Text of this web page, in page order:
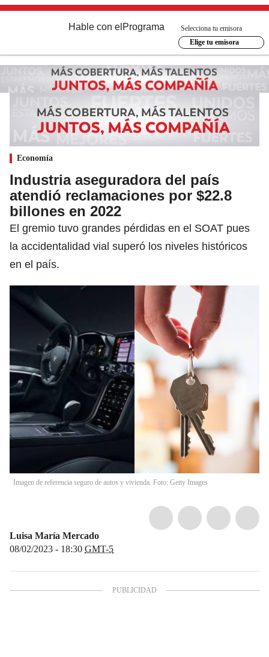
Hable con el Programa
Selecciona tu emisora
Elige tu emisora
Economía
Industria aseguradora del país
atendió reclamaciones por $22.8
billones en 2022
El gremio tuvo grandes pérdidas en el SOAT pues
la accidentalidad vial superó los niveles históricos
en el país.
Imagen de referencia seguro de autos y vivienda. Foto: Getty Images
Luisa María Mercado
08/02/2023 - 18:30 GMT-5